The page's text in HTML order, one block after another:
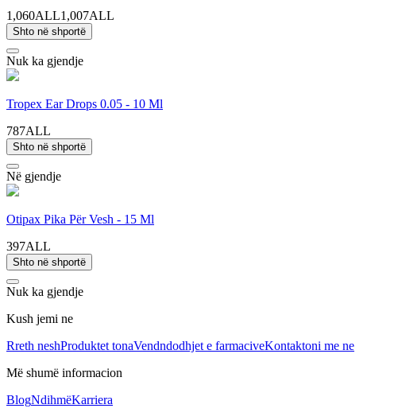
1,060ALL1,007ALL
Shto në shportë
Nuk ka gjendje
Tropex Ear Drops 0.05 - 10 Ml
787ALL
Shto në shportë
Në gjendje
Otipax Pika Për Vesh - 15 Ml
397ALL
Shto në shportë
Nuk ka gjendje
Kush jemi ne
Rreth neshProduktet tonaVendndodhjet e farmaciveKontaktoni me ne
Më shumë informacion
BlogNdihmëKarriera